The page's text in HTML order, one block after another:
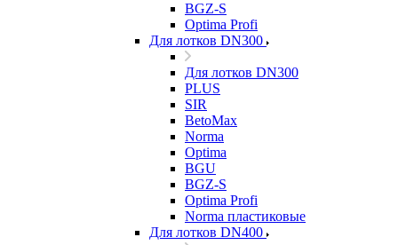
BGZ-S
Optima Profi
Для лотков DN300
Для лотков DN300
PLUS
SIR
BetoMax
Norma
Optima
BGU
BGZ-S
Optima Profi
Norma пластиковые
Для лотков DN400